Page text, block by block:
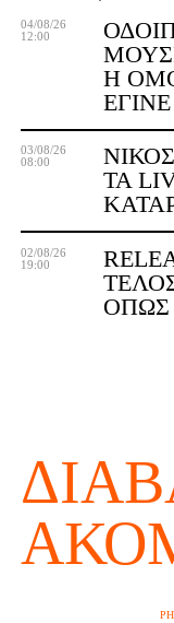
Η
04/08/26
12:00
ΤΑ
03/08/26
08:00
ΌΠΩΣ
02/08/26
19:00